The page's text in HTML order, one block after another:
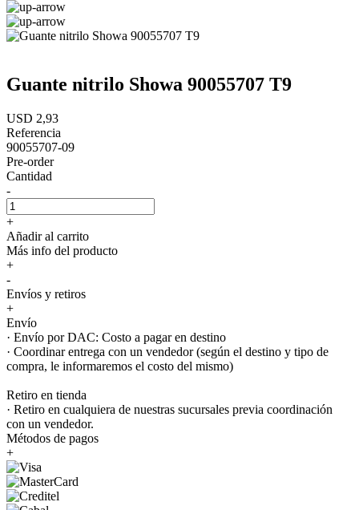
Guante nitrilo Showa 90055707 T9
USD 2,93
Referencia
90055707-09
Pre-order
Cantidad
-
+
Añadir al carrito
Más info del producto
+
-
Envíos y retiros
+
Envío
· Envío por DAC: Costo a pagar en destino
· Coordinar entrega con un vendedor (según el destino y tipo de
compra, le informaremos el costo del mismo)
Retiro en tienda
· Retiro en cualquiera de nuestras sucursales previa coordinación
con un vendedor.
Métodos de pagos
+